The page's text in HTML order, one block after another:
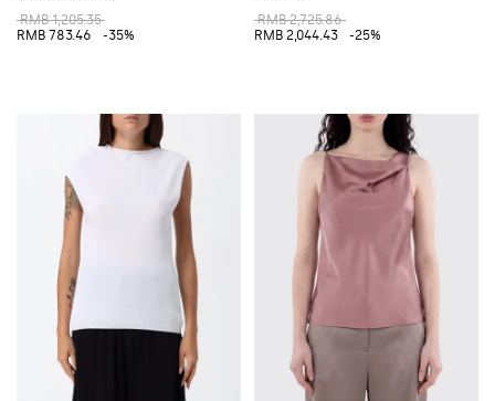
RMB 1,205.35
RMB 783.46
-35%
RMB 2,725.86
RMB 2,044.43
-25%